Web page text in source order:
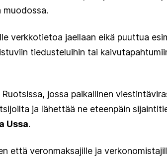
verkkotietoa jaellaan eikä puuttua
tiedusteluihin tai
jossa paikallinen
ja lähettää ne eteenpäin
Ussa.
että veronmaksajille ja